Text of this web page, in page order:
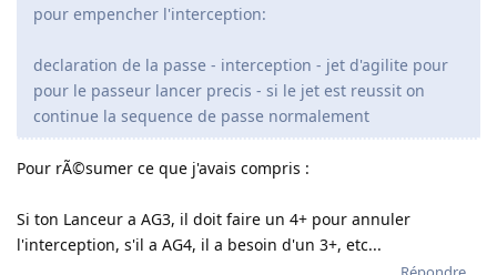
pour empencher l'interception:
declaration de la passe - interception - jet d'agilite pour
pour le passeur lancer precis - si le jet est reussit on
continue la sequence de passe normalement
Pour rÃ©sumer ce que j'avais compris :
Si ton Lanceur a AG3, il doit faire un 4+ pour annuler
l'interception, s'il a AG4, il a besoin d'un 3+, etc...